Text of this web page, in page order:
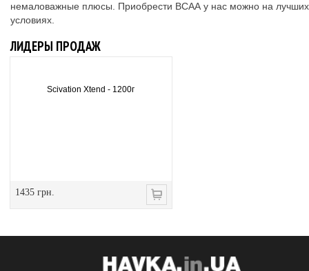
немаловажные плюсы. Приобрести ВСАА у нас можно на лучших
условиях.
ЛИДЕРЫ ПРОДАЖ
Scivation Xtend - 1200г
1435 грн.